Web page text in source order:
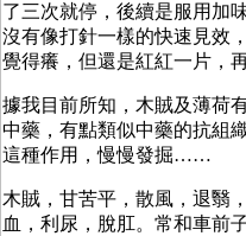
了三次就停，後續是服用加
沒有像打針一樣的快速見效
覺得癢，但還是紅紅一片，
據我目前所知，木賊及薄荷
中藥，有點類似中藥的抗組
這種作用，慢慢發掘……
木賊，甘苦平，散風，退翳
血，利尿，脫肛。常和車前